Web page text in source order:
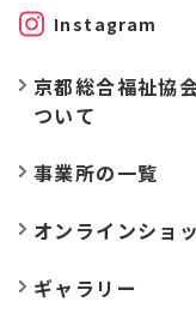
Instagram
京都総合福祉協
ついて
事業所の一覧
オンラインショ
ギャラリー